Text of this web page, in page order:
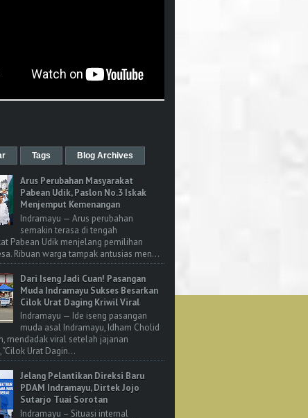
Tags Blog Archives
Arus Perubahan Masyarakat
Pabean Udik, Paslon No.3 Iskak
Menjemput Kemenangan
Indramayu — Arus perubahan
semakin terasa di tengah
Pabean Udik menjelang pemilihan
Ribuan warga tampak antusias men...
Dari Iseng Jadi Cuan! Pasangan
Muda Indramayu Sukses Besarkan
Cilok Urat Daging Kriwil Viral
Indramayu — Ide iseng pasangan
muda asal Indramayu, Idham Cholid
mendadak viral setelah jajanan
"Cilok Urat Dagin...
Jelang Pelantikan Direksi Baru
PDAM Indramayu, Dirtek Jojo
Sutarjo Tuai Sorotan
Indramayu – Situasi internal